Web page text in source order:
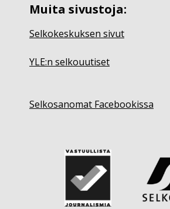
Muita sivustoja:
Selkokeskuksen sivut
YLE:n selkouutiset
Selkosanomat Facebookissa